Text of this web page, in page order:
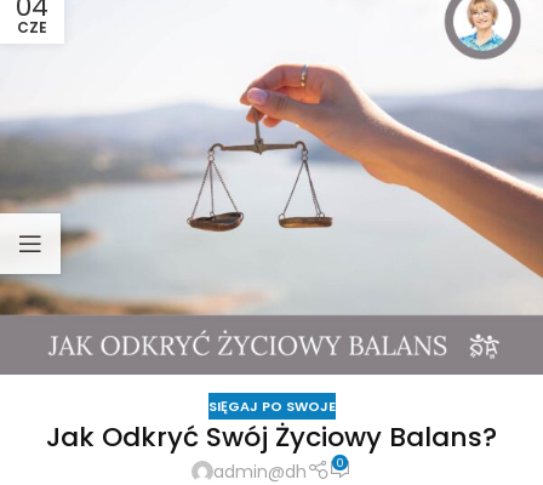
CZE
SIĘGAJ PO SWOJE
Jak Odkryć Swój Życiowy Balans?
admin@dh 0